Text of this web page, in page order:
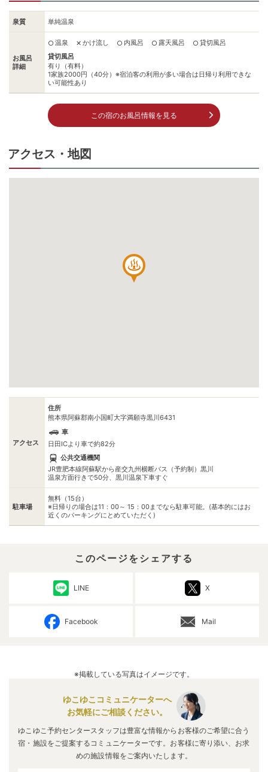
泉質 単純温泉
お風呂
詳細
○ 温泉 ✕ かけ流し ○ 内風呂 ○ 露天風呂 ○ 貸切風呂
貸切風呂
有り（有料）
1家族2000円（40分）※宿泊客の利用が多い場合は日帰り利用できな
い可能性あり
この宿のお風呂情報を見る
アクセス・地図
アクセス
住所
熊本県阿蘇郡南小国町大字満願寺黒川6431
車
日田ICより車で約82分
公共交通機関
JR豊肥本線阿蘇駅から産交九州横断バス（予約制）黒川
温泉方面行きで50分、黒川温泉下車すぐ
駐車場
無料（15台）
※日帰りの場合は11：00～ 15：00までなら駐車可能。(基本的にはお
近くのパーキングにとめていただく)
このページをシェアする
LINE X
Facebook Mail
※掲載している写真はイメージです。
ゆこゆこコミュニケーターへ
お気軽にご相談ください。
ゆこゆこ予約センタースタッフは豊富な情報からお客様のご希望に合う
宿・施設をご提案するコミュニケーターです。お客様に寄り添い、お求
めの施設情報をご案内いたします。